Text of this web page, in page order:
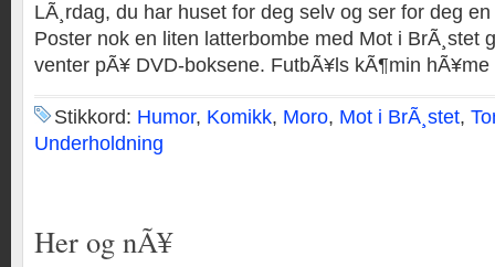
LÃ¸rdag, du har huset for deg selv og ser for deg
Poster nok en liten latterbombe med Mot i BrÃ¸stet
venter pÃ¥ DVD-boksene. FutbÃ¥ls kÃ¶min hÃ¥me
Stikkord: Humor, Komikk, Moro, Mot i BrÃ¸stet,
Underholdning
Her og nÃ¥